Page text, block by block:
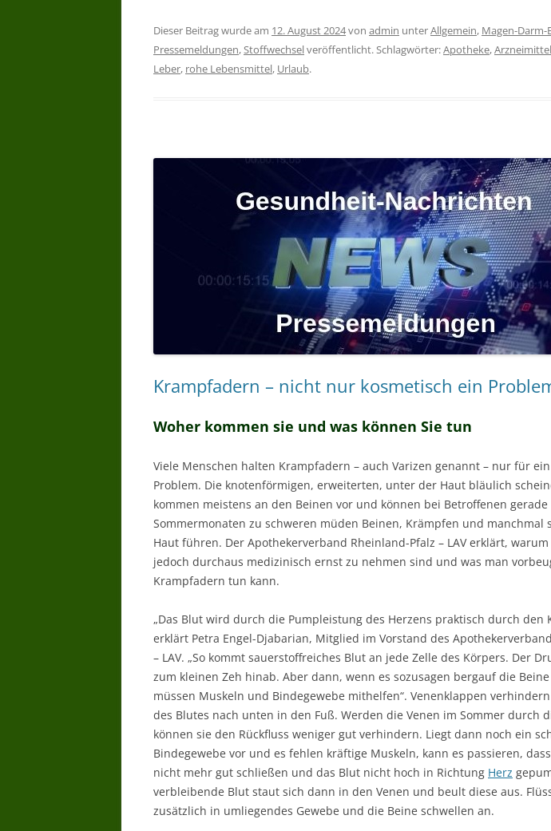
Dieser Beitrag wurde am 12. August 2024von admin unterAllgemein, Magen-
Pressemeldungen,Stoffwechselveröffentlicht. Schlagwörter:Apotheke,Arzneimittel
Leber, rohe Lebensmittel, Urlaub.
Krampfadern – nicht nur kosmetisch ein
Woher kommen sie und was können Sie tun
Viele Menschen halten Krampfadern – auch Varizen genannt – nur für
Problem. Die knotenförmigen, erweiterten, unter der Haut bläulich
kommen meistens an den Beinen vor und können bei Betroffenen
Sommermonaten zu schweren müden Beinen, Krämpfen und manchmal
Haut führen. Der Apothekerverband Rheinland-Pfalz – LAV erklärt,
jedoch durchaus medizinisch ernst zu nehmen sind und was man
Krampfadern tun kann.
„Das Blut wird durch die Pumpleistung des Herzens praktisch durch den
erklärt Petra Engel-Djabarian, Mitglied im Vorstand des
– LAV. „So kommt sauerstoffreiches Blut an jede Zelle des Körpers. Der
zum kleinen Zeh hinab. Aber dann, wenn es sozusagen bergauf die
müssen Muskeln und Bindegewebe mithelfen“. Venenklappen
des Blutes nach unten in den Fuß. Werden die Venen im Sommer durch
können sie den Rückfluss weniger gut verhindern. Liegt dann noch ein
Bindegewebe vor und es fehlen kräftige Muskeln, kann es passieren,
nicht mehr gut schließen und das Blut nicht hoch in Richtung Herz
verbleibende Blut staut sich dann in den Venen und beult diese aus.
zusätzlich in umliegendes Gewebe und die Beine schwellen an.